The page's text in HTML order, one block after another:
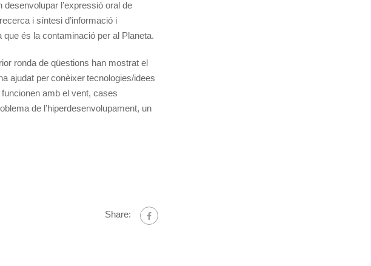
desenvolupar l’expressió oral de
i síntesi d’informació i
és la contaminació per al Planeta.
ronda de qüestions han mostrat el
ajudat per conèixer tecnologies/idees
amb el vent, cases
de l’hiperdesenvolupament, un
Share: